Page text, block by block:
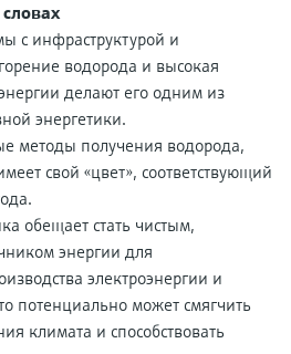
замещающие
с инфраструктурой и
водорода и высокая
делают его одним из
энергетики.
методы получения водорода,
свой «цвет», соответствующий
обещает стать чистым,
энергии для
электроэнергии и
потенциально может смягчить
климата и способствовать